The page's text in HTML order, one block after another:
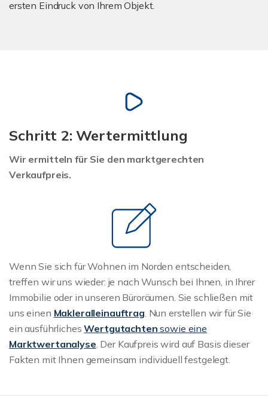
ersten Eindruck von Ihrem Objekt.
Schritt 2: Wertermittlung
Wir ermitteln für Sie den marktgerechten
Verkaufpreis.
Wenn Sie sich für Wohnen im Norden entscheiden,
treffen wir uns wieder: je nach Wunsch bei Ihnen, in Ihrer
Immobilie oder in unseren Büroräumen. Sie schließen mit
uns einen Makleralleinauftrag . Nun erstellen wir für Sie
ein ausführlichesWertgutachten sowie eine
Marktwertanalyse . Der Kaufpreis wird auf Basis dieser
Fakten mit Ihnen gemeinsam individuell festgelegt.